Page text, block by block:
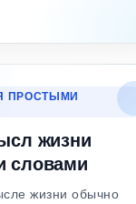
ПРОСТЫМИ
жизни
словами
жизни обычно